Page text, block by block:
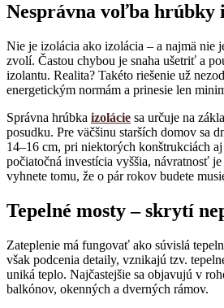
Nesprávna voľba hrúbky
Nie je izolácia ako izolácia – a najmä nie
zvolí. Častou chybou je snaha ušetriť a
izolantu. Realita? Takéto riešenie už
energetickým normám a prinesie len
Správna hrúbka izolácie sa určuje na
posudku. Pre väčšinu starších domov sa
14–16 cm, pri niektorých konštrukciách
počiatočná investícia vyššia, návratnosť
vyhnete tomu, že o pár rokov budete
Tepelné mosty – skrytí
Zateplenie má fungovať ako súvislá
však podcenia detaily, vznikajú tzv.
uniká teplo. Najčastejšie sa objavujú v
balkónov, okenných a dverných rámov.